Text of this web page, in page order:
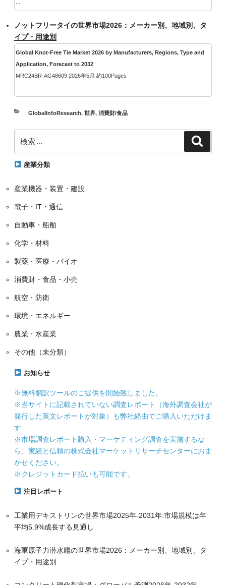
ノットフリータイの世界市場2026：メーカー別、地域別、タ
イプ・用途別
Global Knot-Free Tie Market 2026 by Manufacturers, Regions, Type and
Application, Forecast to 2032
MRC24BR-AG48609 2026年5月 約100Pages
カ
リ
GlobalInfoResearch, 世界, 消費財/食品
索:
産業分類
産業機器・装置・建設
電子・IT・通信
自動車・船舶
化学・材料
製薬・医療・バイオ
消費財・食品・小売
航空・防衛
環境・エネルギー
農業・水産業
その他（未分類）
お知らせ
※無料翻訳ツールのご提供を開始致しました。
※当サイトに記載されていない調査レポート（海外調査会社が
発行した英文レポートが対象）も弊社経由でご購入いただけま
す
※市場調査レポート購入・マーケティング調査を実施するな
ら、実績と信頼の株式会社マーケットリサーチセンターにおま
かせください。
※クレジットカード払いも可能です。
注目レポート
工業用デキストリンの世界市場2025年-2031年:市場規模は年
平均5.9%成長する見通し
海軍原子力潜水艦の世界市場2026：メーカー別、地域別、タ
イプ・用途別